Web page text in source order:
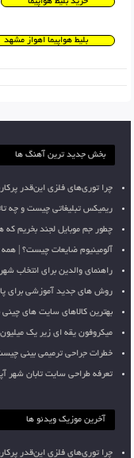
بلیط هواپیما اهواز مشهد
بخش جدید ترین آهنگ ها
چرا توری‌های فلزی این‌قدر
ریمیکس تبلیغاتی چیست و چه
چطور جم موبایل لجند بخریم
آلومینیوم ضایعات چیست؟ |
راهنمای والدین برای انتخاب
روش های جدید آموزشی برای
بهترین کالاهای سایت های چینی
میکروفون یقه ای زیر یک میلیون
خطرات جراحی ترمیمی بینی
تعرفه طراحی سایت تابان شهر
آخرین موزیک ویدئو ها
چرا توری‌های فلزی این‌قدر